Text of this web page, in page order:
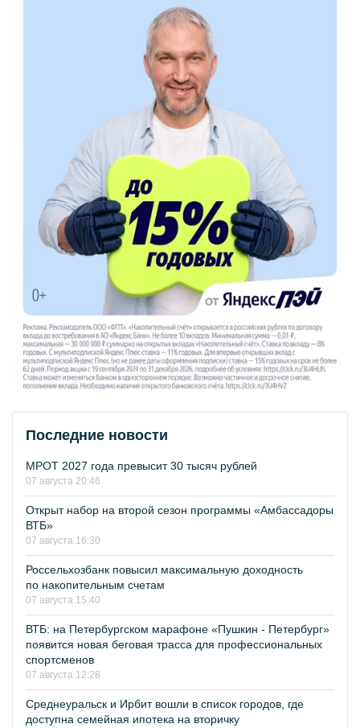
Последние новости
МРОТ 2027 года превысит 30 тысяч рублей
07 августа 20:46
Открыт набор на второй сезон программы «Амбассадоры
ВТБ»
07 августа 16:30
Россельхозбанк повысил максимальную доходность
по накопительным счетам
07 августа 15:40
ВТБ: на Петербургском марафоне «Пушкин - Петербург»
появится новая беговая трасса для профессиональных
спортсменов
07 августа 12:28
Среднеуральск и Ирбит вошли в список городов, где
доступна семейная ипотека на вторичку